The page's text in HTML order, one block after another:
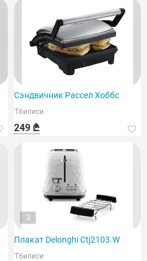
Сэндвичник Рассел Хоббс
Тбилиси
249 ₾
3
Плакат Delonghi Ctj2103.W
Тбилиси